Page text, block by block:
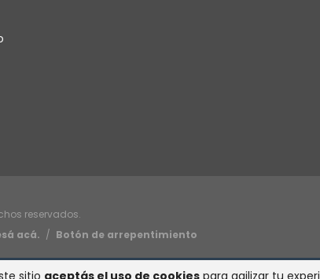
sitio aceptás el uso de cookiespara agilizar tu
reservados.
acá. / Botón de arrepentimiento